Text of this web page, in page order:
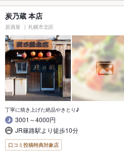
炭乃蔵 本店
居酒屋 札幌市北区
丁寧に焼き上げた絶品やきとり♪
3001～4000円
JR篠路駅より徒歩10分
口コミ投稿特典対象店